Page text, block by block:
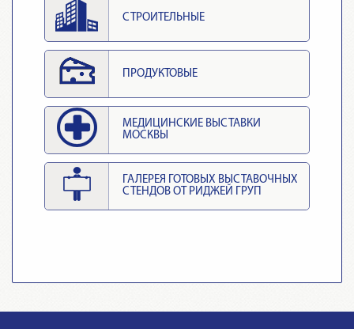
СТРОИТЕЛЬНЫЕ
ПРОДУКТОВЫЕ
МЕДИЦИНСКИЕ ВЫСТАВКИ
МОСКВЫ
ГАЛЕРЕЯ ГОТОВЫХ ВЫСТАВОЧНЫХ
СТЕНДОВ ОТ РИДЖЕЙ ГРУП